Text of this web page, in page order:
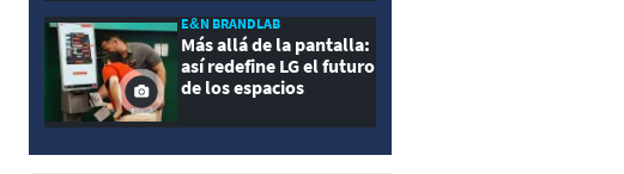
E&N BRANDLAB
Más allá de la pantalla:
así redefine LG el futuro
de los espacios